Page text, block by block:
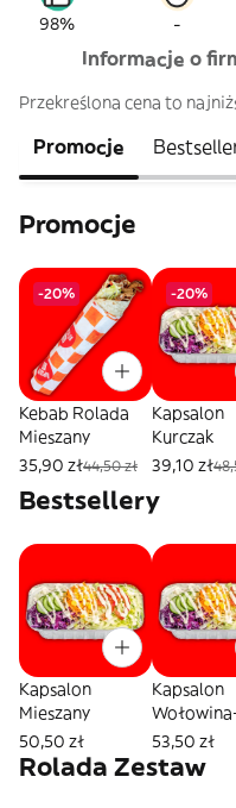
98% -
Informacje o
Przekreślona cena to
Promocje
Promocje
-20%
Kebab Rolada
Mieszany
35,90 zł44,50 zł
-20%
Kapsalon
Kurczak
39,10 zł
Bestsellery
Kapsalon
Mieszany
50,50 zł
Kapsalon
baranina
53,50 zł
Rolada Zestaw